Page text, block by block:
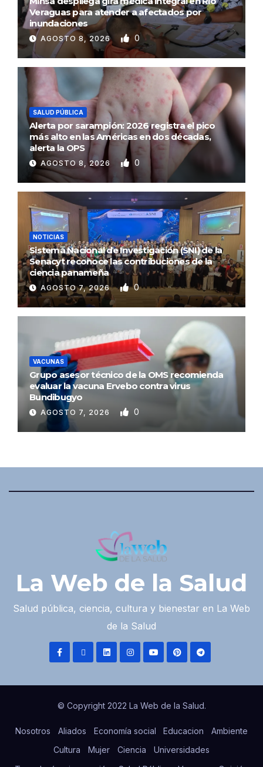
Veraguas para atender a afectados por
inundaciones
AGOSTO 8, 2026 0
SALUD PÚBLICA
Alerta por sarampión: 2026 registra el pico
más alto en las Américas en dos décadas,
alerta la OPS
AGOSTO 8, 2026 0
NOTICIAS
Sistema Nacional de Investigación (SNI) de la
Senacyt reconoce las contribuciones de la
ciencia panameña
AGOSTO 7, 2026 0
VACUNAS
Grupo asesor técnico de la OMS recomienda
evaluar la vacuna Ervebo contra virus
Bundibugyo
AGOSTO 7, 2026 0
La Web de la Salud
Salud pública, ciencia, cultura y bienestar en La Web
de la Salud
© Copyright 2022 La Web de la Salud.
Nosotros Aliados Economía social Educacion
Ambiente
Cultura
Mujer Ciencia
Universidades